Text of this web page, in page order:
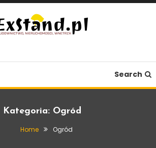
Search
Kategoria: Ogród
Home Ogród